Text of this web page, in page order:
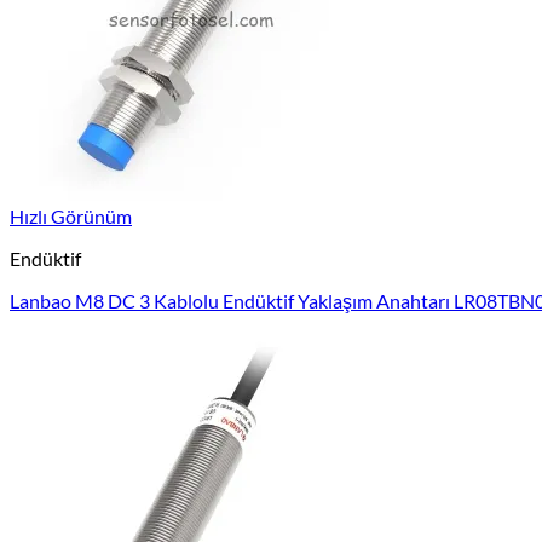
Hızlı Görünüm
Endüktif
Lanbao M8 DC 3 Kablolu Endüktif Yaklaşım Anahtarı